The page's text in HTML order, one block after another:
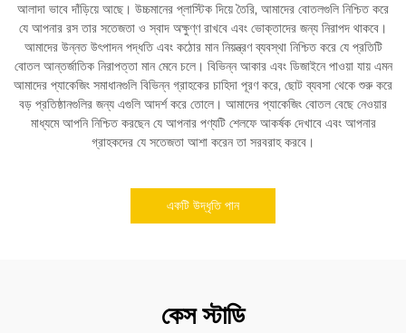
আলাদা ভাবে দাঁড়িয়ে আছে। উচ্চমানের প্লাস্টিক দিয়ে তৈরি, আমাদের বোতলগুলি নিশ্চিত করে
যে আপনার রস তার সতেজতা ও স্বাদ অক্ষুণ্ণ রাখবে এবং ভোক্তাদের জন্য নিরাপদ থাকবে।
আমাদের উন্নত উৎপাদন পদ্ধতি এবং কঠোর মান নিয়ন্ত্রণ ব্যবস্থা নিশ্চিত করে যে প্রতিটি
বোতল আন্তর্জাতিক নিরাপত্তা মান মেনে চলে। বিভিন্ন আকার এবং ডিজাইনে পাওয়া যায় এমন
আমাদের প্যাকেজিং সমাধানগুলি বিভিন্ন গ্রাহকের চাহিদা পূরণ করে, ছোট ব্যবসা থেকে শুরু করে
বড় প্রতিষ্ঠানগুলির জন্য এগুলি আদর্শ করে তোলে। আমাদের প্যাকেজিং বোতল বেছে নেওয়ার
মাধ্যমে আপনি নিশ্চিত করছেন যে আপনার পণ্যটি শেলফে আকর্ষক দেখাবে এবং আপনার
গ্রাহকদের যে সতেজতা আশা করেন তা সরবরাহ করবে।
একটি উদ্ধৃতি পান
কেস স্টাডি